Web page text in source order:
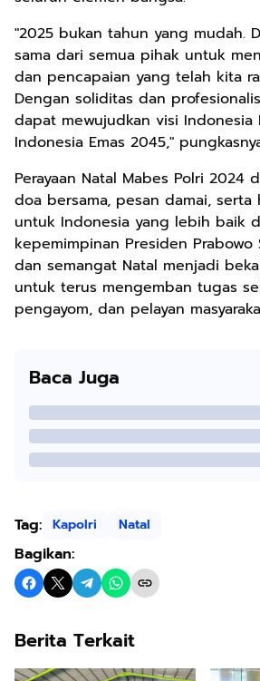
"2025 bukan tahun yang mudah.
sama dari semua pihak untuk
dan pencapaian yang telah kita
Dengan soliditas dan
dapat mewujudkan visi Indonesia
Indonesia Emas 2045,"
Perayaan Natal Mabes Polri 2024
doa bersama, pesan damai, serta
untuk Indonesia yang lebih baik
kepemimpinan Presiden Prabowo
dan semangat Natal menjadi
untuk terus mengemban tugas
pengayom, dan pelayan
Baca Juga
Tag: Kapolri Natal
Bagikan:
Berita Terkait